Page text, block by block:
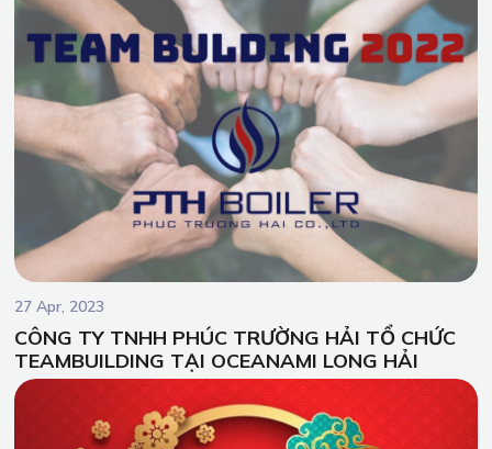
27 Apr, 2023
CÔNG TY TNHH PHÚC TRƯỜNG HẢI TỔ CHỨC
TEAMBUILDING TẠI OCEANAMI LONG HẢI